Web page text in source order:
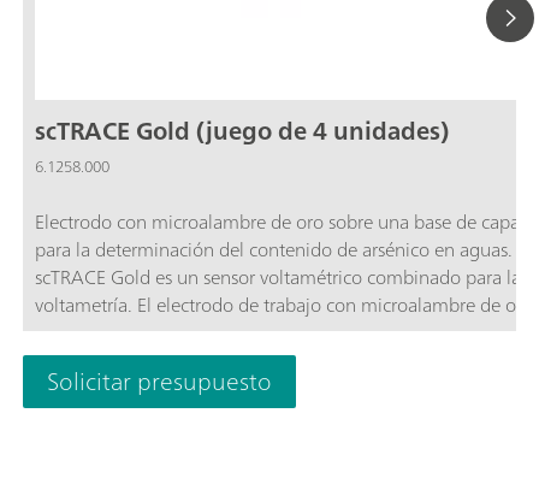
scTRACE Gold (juego de 4 unidades)
6.1258.000
Electrodo con microalambre de oro sobre una base de capa
para la determinación del contenido de arsénico en aguas. El
scTRACE Gold es un sensor voltamétrico combinado para la
voltametría. El electrodo de trabajo con microalambre de
electrodo de referencia Ag/AgCl y el electrodo auxiliar de
se encuentran en un sensor. Fácil de manejar y en su mayor
no precisa de mantenimiento, con el scTRACE Gold se puede
determinar, por ejemplo, el contenido de arsénico en agua
Solicitar presupuesto